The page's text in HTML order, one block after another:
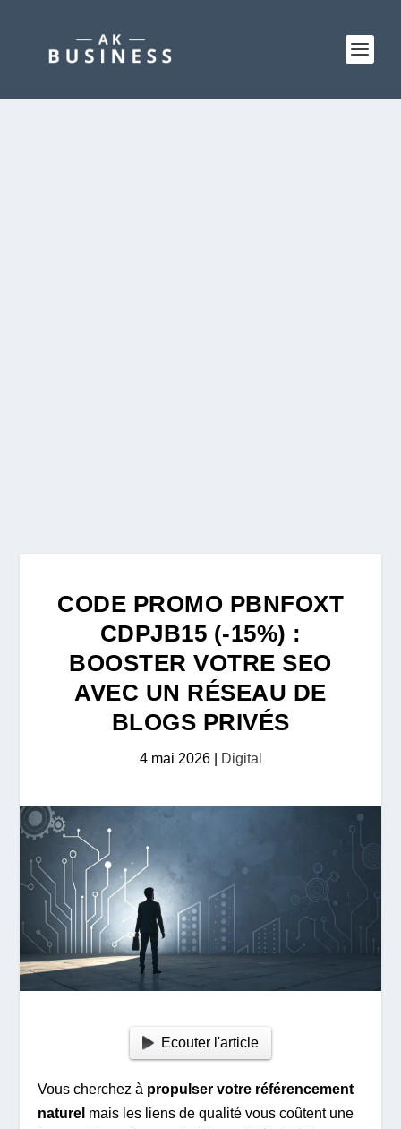
CODE PROMO PBNFOXT
CDPJB15 (-15%) :
BOOSTER VOTRE SEO
AVEC UN RÉSEAU DE
BLOGS PRIVÉS
4 mai 2026| Digital
Ecouter l'article
Vous cherchez à propulser votre référencement
naturel mais les liens de qualité vous coûtent une